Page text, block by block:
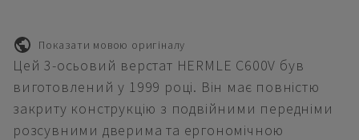
Показати мовою оригіналу
Цей 3-осьовий верстат HERMLE C600V був
виготовлений у 1999 році. Він має повністю
закриту конструкцію з подвійними передніми
розсувними дверима та ергономічною